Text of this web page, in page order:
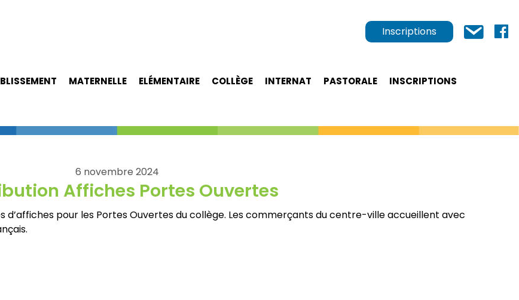
Inscriptions
MATERNELLE ELÉMENTAIRE COLLÈGE INTERNAT PASTORALE
INSCRIPTIONS
6 novembre 2024
Affiches Portes Ouvertes
d’affiches pour les Portes Ouvertes du collège. Les commerçants du centre-ville accueillent avec